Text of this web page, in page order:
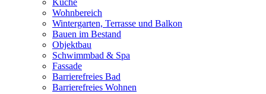
Küche
Wohnbereich
Wintergarten, Terrasse und Balkon
Bauen im Bestand
Objektbau
Schwimmbad & Spa
Fassade
Barrierefreies Bad
Barrierefreies Wohnen